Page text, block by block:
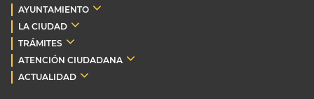
AYUNTAMIENTO
LA CIUDAD
TRÁMITES
ATENCIÓN CIUDADANA
ACTUALIDAD